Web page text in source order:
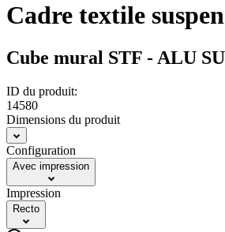
Cadre textile
Cube mural STF - ALU
ID du produit:
14580
Dimensions du produit
Configuration
Avec impression
Impression
Recto